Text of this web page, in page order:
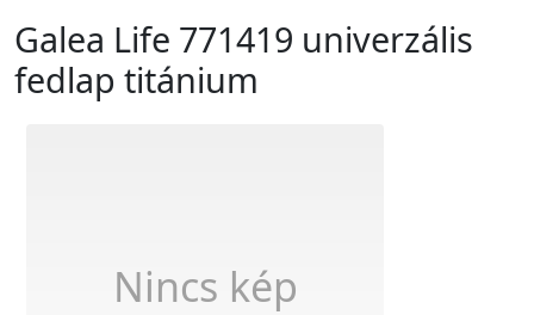
Galea Life 771419 univerzális
fedlap titánium
Nincs kép